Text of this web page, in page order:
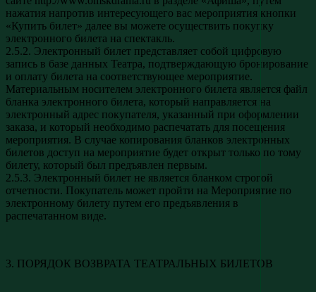
нажатия напротив интересующего вас мероприятия кнопки
«Купить билет» далее вы можете осуществить покупку
электронного билета на спектакль.
2.5.2. Электронный билет представляет собой цифровую
запись в базе данных Театра, подтверждающую бронирование
и оплату билета на соответствующее мероприятие.
Материальным носителем электронного билета является файл
бланка электронного билета, который направляется на
электронный адрес покупателя, указанный при оформлении
заказа, и который необходимо распечатать для посещения
мероприятия. В случае копирования бланков электронных
билетов доступ на мероприятие будет открыт только по тому
билету, который был предъявлен первым.
2.5.3. Электронный билет не является бланком строгой
отчетности. Покупатель может пройти на Мероприятие по
электронному билету путем его предъявления в
распечатанном виде.
3. ПОРЯДОК ВОЗВРАТА ТЕАТРАЛЬНЫХ БИЛЕТОВ